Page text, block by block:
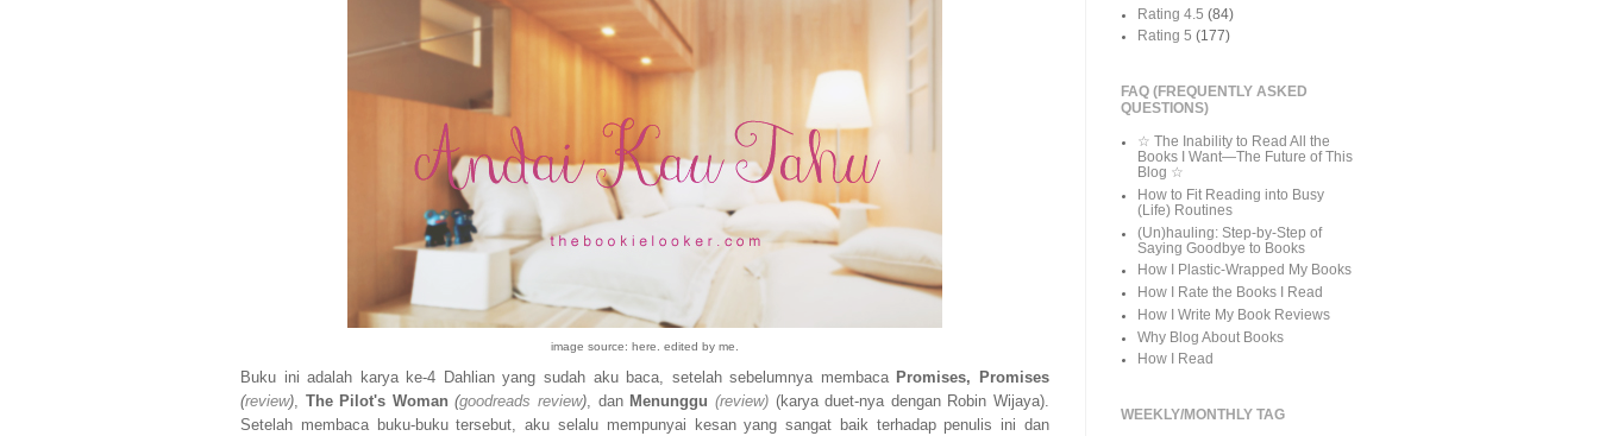
image source: here. edited by me.
Buku ini adalah karya ke-4 Dahlian yang sudah aku baca, setelah sebelumnya membaca Promises, Promises
(review), The Pilot's Woman(goodreads review), dan Menunggu (review)(karya duet-nya dengan Robin Wijaya).
Setelah membaca buku-buku tersebut, aku selalu mempunyai kesan yang sangat baik terhadap penulis ini dan
Rating 4.5 (84)
Rating 5 (177)
FAQ (FREQUENTLY ASKED
QUESTIONS)
☆ The Inability to Read All the
Books I Want—The Future of This
Blog ☆
How to Fit Reading into Busy
(Life) Routines
(Un)hauling: Step-by-Step of
Saying Goodbye to Books
How I Plastic-Wrapped My Books
How I Rate the Books I Read
How I Write My Book Reviews
Why Blog About Books
How I Read
WEEKLY/MONTHLY TAG